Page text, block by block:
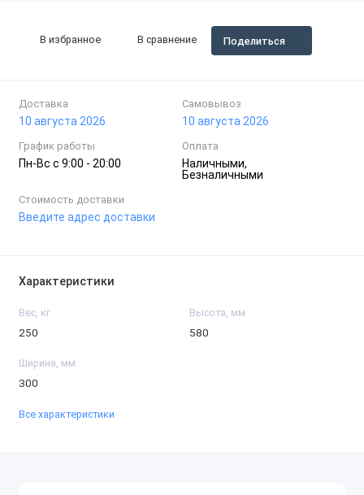
Доставка
10 августа 2026
Самовывоз
10 августа 2026
График работы
Пн-Вc с 9:00 - 20:00
Оплата
Наличными,
Безналичными
Стоимость доставки
Введите адрес доставки
В избранное В сравнение Поделиться
Характеристики
Вес, кг
250
Высота, мм
580
Ширина, мм
300
Все характеристики